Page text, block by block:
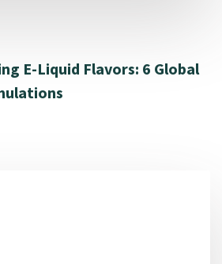
E-Liquid Flavors: 6 Global